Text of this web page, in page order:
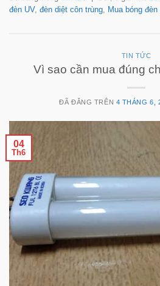
đèn UV, đèn diệt côn trùng
Mua bóng
TIN TỨC
Vì sao cần mua đúng
ĐÃ ĐĂNG TRÊN 4 THÁNG 6,
04
Th6